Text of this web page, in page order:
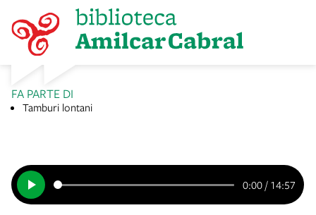
0:00 / 14:57
FA PARTE DI
Tamburi lontani